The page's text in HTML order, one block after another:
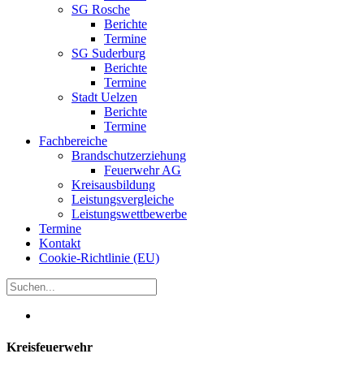
SG Rosche
Berichte
Termine
SG Suderburg
Berichte
Termine
Stadt Uelzen
Berichte
Termine
Fachbereiche
Brandschutzerziehung
Feuerwehr AG
Kreisausbildung
Leistungsvergleiche
Leistungswettbewerbe
Termine
Kontakt
Cookie-Richtlinie (EU)
Kreisfeuerwehr